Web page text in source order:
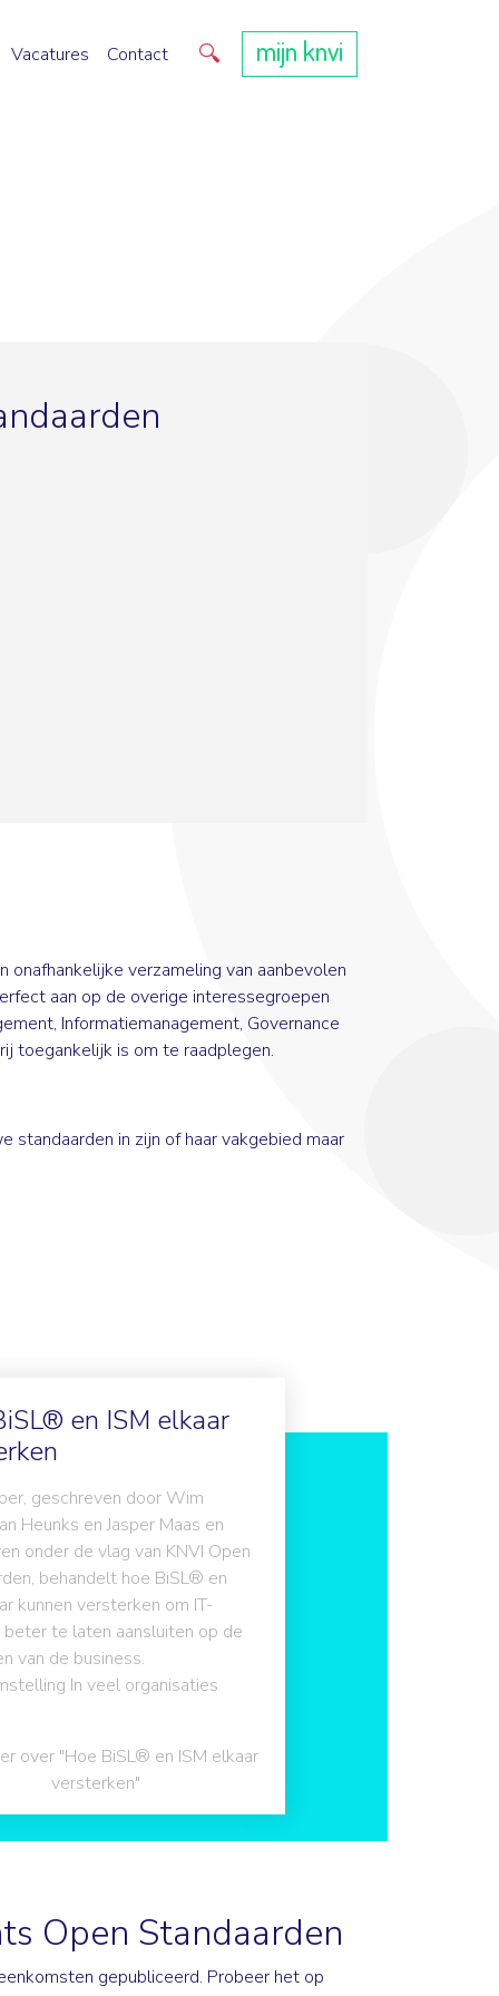
Vacatures Contact Direct zoeken
mijn knvi
onafhankelijke verzameling van aanbevolen
aan op de overige interessegroepen
Informatiemanagement, Governance
toegankelijk is om te raadplegen.
in zijn of haar vakgebied maar
en ISM elkaar
geschreven door Wim
Heunks en Jasper Maas en
onder de vlag van KNVI Open
behandelt hoe BiSL® en
kunnen versterken om IT-
te laten aansluiten op de
van de business.
In veel organisaties
over "Hoe BiSL® en ISM elkaar
versterken"
Open Standaarden
gepubliceerd. Probeer het op